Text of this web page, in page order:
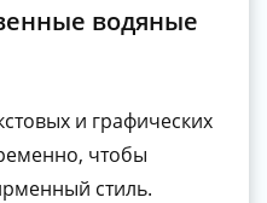
водяные
и графических
чтобы
стиль.